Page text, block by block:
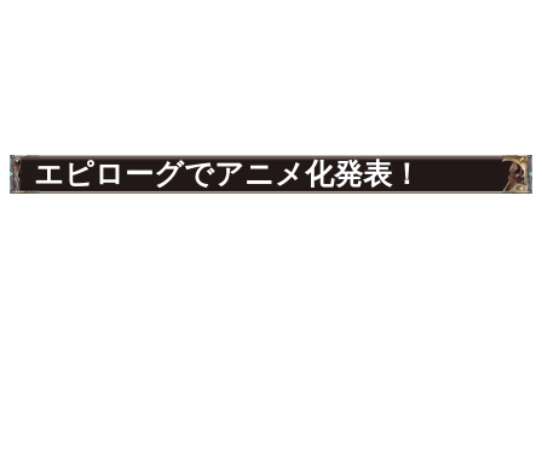
エピローグでアニメ化発表！